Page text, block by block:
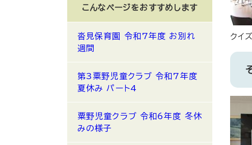
クイ
こんなページをおすすめします
沓見保育園 令和7年度 お別れ
週間
第3粟野児童クラブ 令和7年度
夏休み パート4
粟野児童クラブ 令和6年度 冬休
みの様子